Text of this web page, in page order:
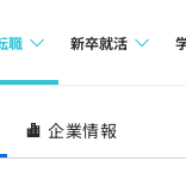
職
索
新卒就活
本選考
企業情報